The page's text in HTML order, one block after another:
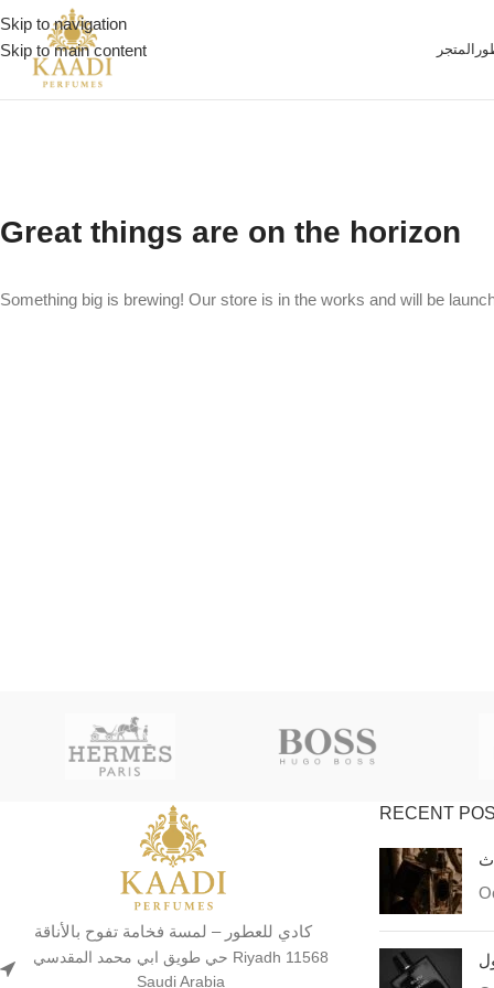
Skip to navigation
Skip to main content
المتجر
Great things are on the horizon
Something big is brewing! Our store is in the works and will be
كادي للعطور – لمسة فخامة تفوح بالأناقة
حي طويق ابي محمد المقدسي Riyadh 11568
Saudi Arabia
RECENT